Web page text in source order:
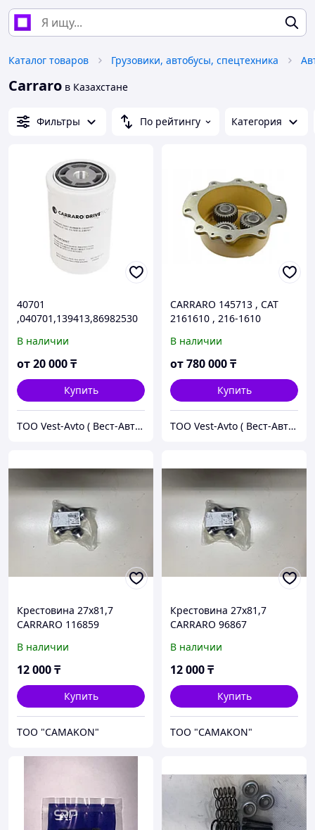
Каталог товаров Грузовики, автобусы, спецтехника
Carraro в Казахстане
Фильтры По рейтингу Категория
40701
,040701,139413,86982530
КПП (коробки передач)
CARRARO
В наличии
от20 000₸
Купить
ТОО Vest-Avto ( Вест-Авто )
CARRARO 145713 , CAT
2161610 , 216-1610
с сателлитами оригинал
CAT
В наличии
от780 000₸
Купить
ТОО Vest-Avto ( Вест-Авто )
Крестовина 27x81,7
CARRARO 116859
В наличии
12 000₸
Купить
ТОО "CAMAKON"
Крестовина 27x81,7
CARRARO 96867
В наличии
12 000₸
Купить
ТОО "CAMAKON"